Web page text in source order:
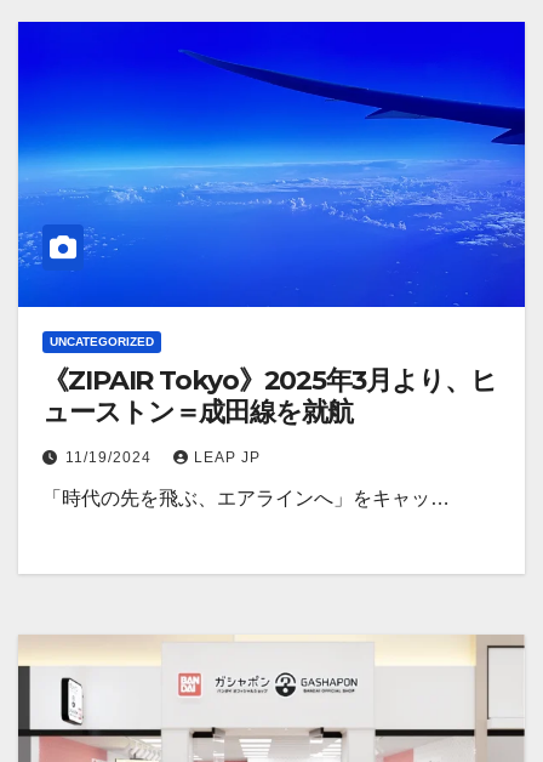
UNCATEGORIZED
《ZIPAIR Tokyo》2025年3月より、ヒ
ューストン＝成田線を就航
11/19/2024 LEAP JP
「時代の先を飛ぶ、エアラインへ」をキャッ…